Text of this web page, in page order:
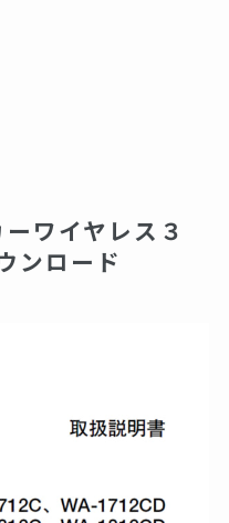
ワイヤレス３
ンロード